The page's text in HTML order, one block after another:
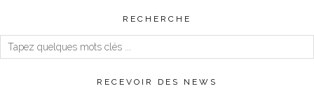
RECHERCHE
RECEVOIR DES NEWS